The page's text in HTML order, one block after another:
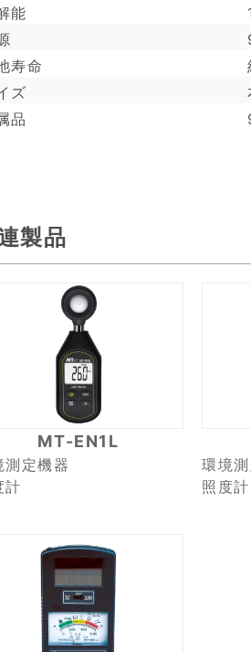
能
寿命
ズ
品
製品
MT-EN1L
測定機器
計
環境
照度計